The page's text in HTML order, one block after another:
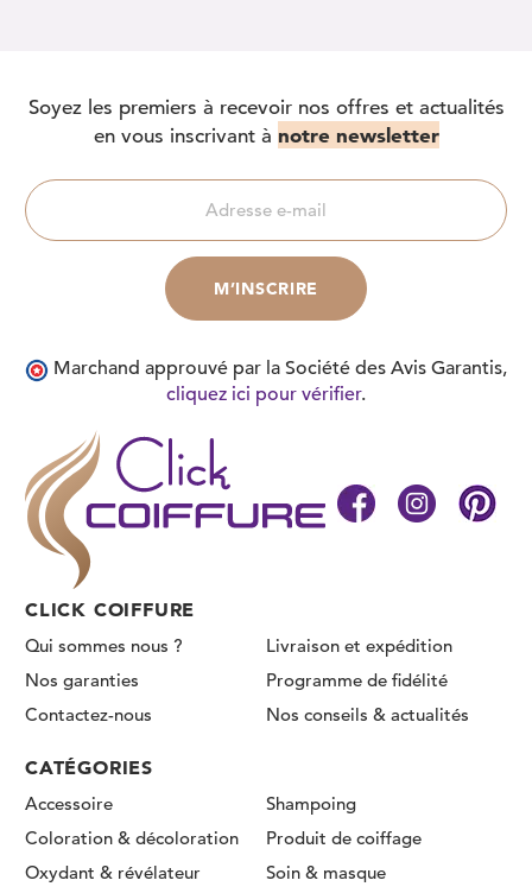
CLICK COIFFURE
Qui sommes nous ?
Livraison et expédition
Nos garanties
Programme de fidélité
Contactez-nous
Nos conseils & actualités
CATÉGORIES
Accessoire
Coloration & décoloration
Oxydant & révélateur
Shampoing
Produit de coiffage
Soin & masque
Soyez les premiers à recevoir nos offres et actualités
en vous inscrivant à notre newsletter
Marchand approuvé par la Société des Avis Garantis,
cliquez ici pour vérifier.